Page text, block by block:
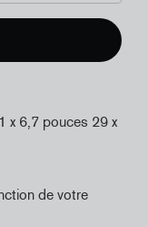
x 6,7 pouces 29 x
de votre